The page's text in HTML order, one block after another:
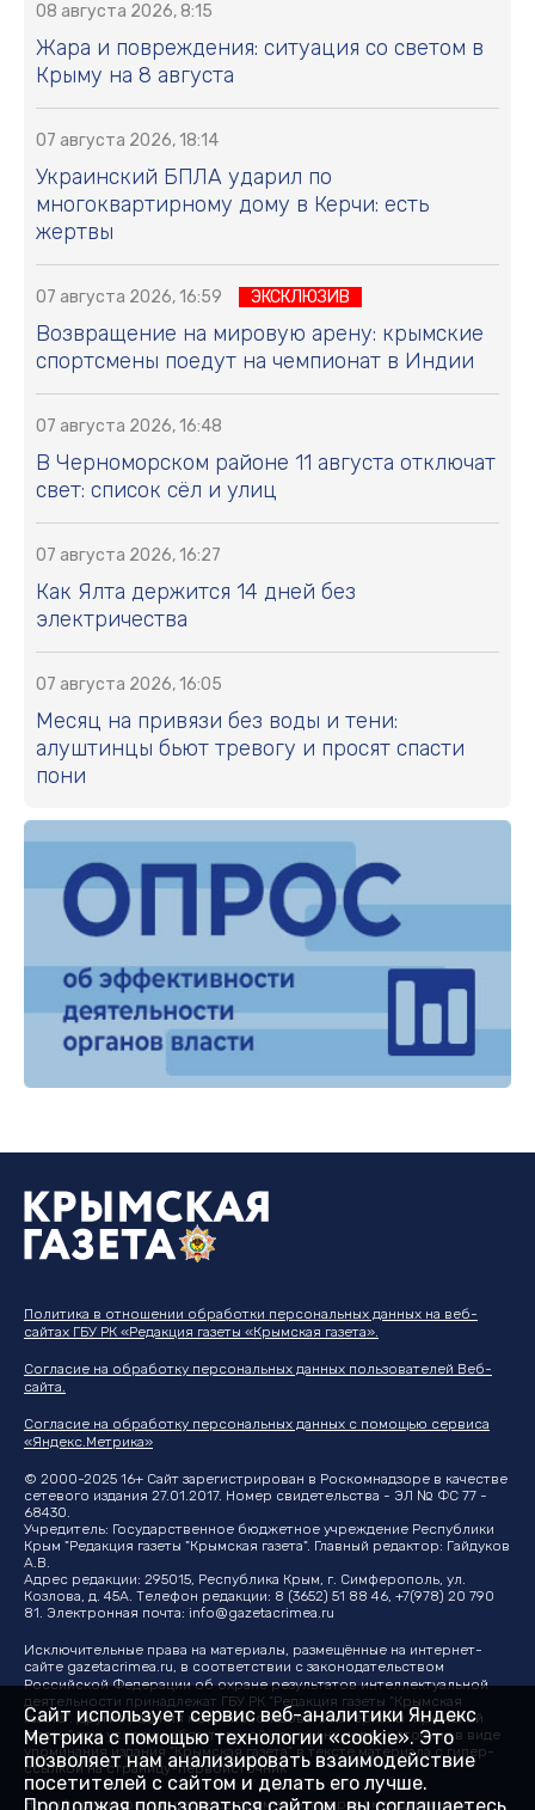
08 августа 2026, 8:15
Жара и повреждения: ситуация со светом в
Крыму на 8 августа
07 августа 2026, 18:14
Украинский БПЛА ударил по
многоквартирному дому в Керчи: есть
жертвы
07 августа 2026, 16:59 ЭКСКЛЮЗИВ
Возвращение на мировую арену: крымские
спортсмены поедут на чемпионат в Индии
07 августа 2026, 16:48
В Черноморском районе 11 августа отключат
свет: список сёл и улиц
07 августа 2026, 16:27
Как Ялта держится 14 дней без
электричества
07 августа 2026, 16:05
Месяц на привязи без воды и тени:
алуштинцы бьют тревогу и просят спасти
пони
Политика в отношении обработки персональных данных на веб-
сайтах ГБУ РК «Редакция газеты «Крымская газета».
Согласие на обработку персональных данных пользователей Веб-
сайта.
Согласие на обработку персональных данных с помощью сервиса
«Яндекс.Метрика»
© 2000-2025 16+ Сайт зарегистрирован в Роскомнадзоре в качестве
сетевого издания 27.01.2017. Номер свидетельства - ЭЛ № ФС 77 -
68430.
Учредитель: Государственное бюджетное учреждение Республики
Крым "Редакция газеты "Крымская газета". Главный редактор: Гайдуков
А.В.
Адрес редакции: 295015, Республика Крым, г. Симферополь, ул.
Козлова, д. 45А. Телефон редакции: 8 (3652) 51 88 46, +7(978) 20 790
81. Электронная почта: info@gazetacrimea.ru
Исключительные права на материалы, размещённые на интернет-
сайте gazetacrimea.ru, в соответствии с законодательством
Российской Федерации об охране результатов интеллектуальной
деятельности принадлежат ГБУ РК "Редакция газеты "Крымская
газета". Другие издания могут использовать материалы "Крымской
газеты" при условии обязательной ссылки на первоисточник в виде
упоминания издания "Крымская газета" в тексте материала с гипер-
ссылкой на страницу-первоисточник
На информационном ресурсе применяются рекомендательные
Сайт использует сервис веб-аналитики Яндекс
Метрика с помощью технологии «cookie». Это
позволяет нам анализировать взаимодействие
посетителей с сайтом и делать его лучше.